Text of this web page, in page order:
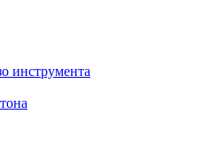
инструмента